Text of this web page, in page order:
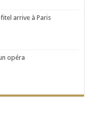
arrive à Paris
opéra